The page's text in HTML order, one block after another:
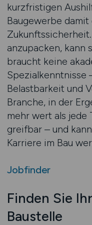
kurzfristigen
Baugewerbe
anzupacken, kann
braucht keine
Spezialkenntnisse
Belastbarkeit und
Branche, in der
mehr wert als jede
greifbar – und
Karriere im Bau
Jobfinder
Finden Sie
Baustelle